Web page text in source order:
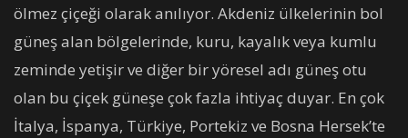
ölmez çiçeği olarak anılıyor. Akdeniz ülkelerinin bol
güneş alan bölgelerinde, kuru, kayalık veya kumlu
zeminde yetişir ve diğer bir yöresel adı güneş otu
olan bu çiçek güneşe çok fazla ihtiyaç duyar. En çok
İtalya, İspanya, Türkiye, Portekiz ve Bosna Hersek’te